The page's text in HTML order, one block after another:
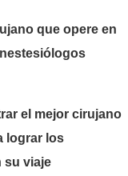
que opere en
el mejor cirujano
lograr los
su viaje